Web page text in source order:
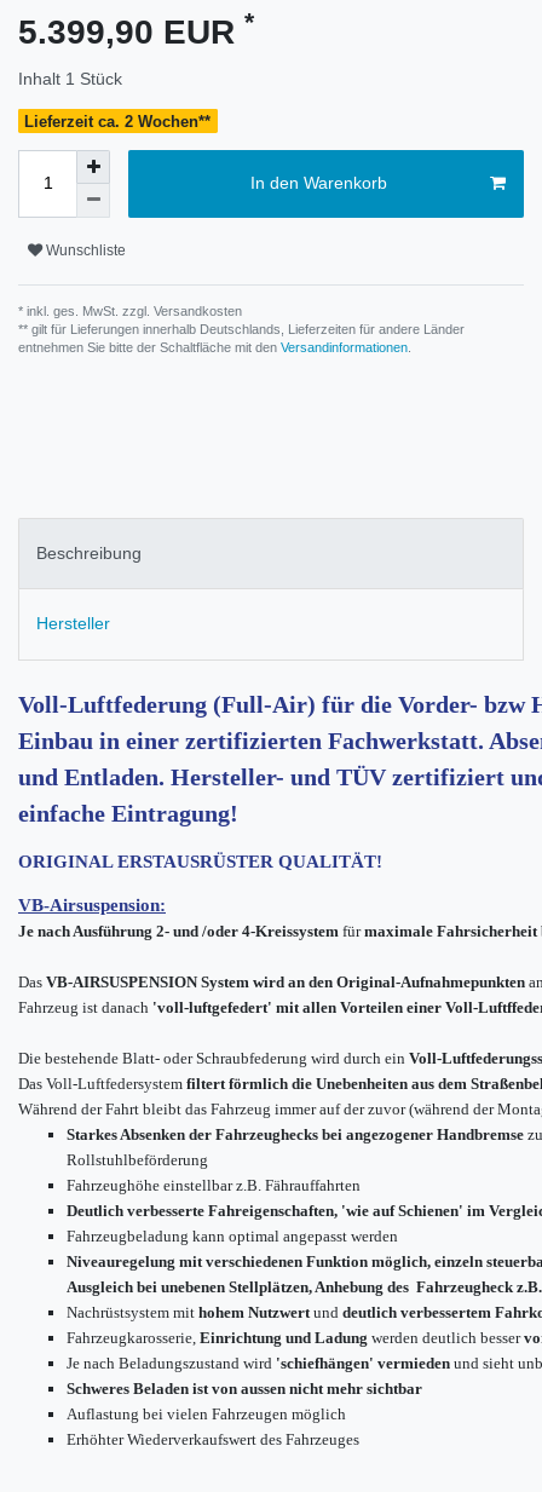
5.399,90 EUR *
Inhalt 1 Stück
Lieferzeit ca. 2 Wochen**
In den Warenkorb
Wunschliste
* inkl. ges. MwSt. zzgl. Versandkosten
** gilt für Lieferungen innerhalb Deutschlands, Lieferzeiten für andere Länder
entnehmen Sie bitte der Schaltfläche mit den Versandinformationen
Beschreibung
Hersteller
Voll-Luftfederung (Full-Air) für die Vorder- bzw
Einbau in einer zertifizierten Fachwerkstatt.
und Entladen. Hersteller- und TÜV zertifiziert
einfache Eintragung!
ORIGINAL ERSTAUSRÜSTER QUALITÄT!
VB-Airsuspension:
Je nach Ausführung 2- und /oder 4-Kreissystem fürmaximale Fahrsicherheit
Das VB-AIRSUSPENSION System wird an den Original-Aufnahmepunkten
Fahrzeug ist danach 'voll-luftgefedert' mit allen Vorteilen einer Voll-
Die bestehende Blatt- oder Schraubfederung wird durch ein Voll-
Das Voll-Luftfedersystem filtert förmlich die Unebenheiten aus dem
Während der Fahrt bleibt das Fahrzeug immer auf der zuvor (während der
Starkes Absenken der Fahrzeughecks bei angezogener Handbremse
Rollstuhlbeförderung
Fahrzeughöhe einstellbar z.B. Fährauffahrten
Deutlich verbesserte Fahreigenschaften, 'wie auf Schienen' im
Fahrzeugbeladung kann optimal angepasst werden
Niveauregelung mit verschiedenen Funktion möglich, einzeln
Ausgleich bei unebenen Stellplätzen, Anhebung des Fahrzeugheck
Nachrüstsystem mit hohem Nutzwert und deutlich verbessertem
Fahrzeugkarosserie, Einrichtung und Ladung werden deutlich besser
Je nach Beladungszustand wird 'schiefhängen' vermieden und sieht
Schweres Beladen ist von aussen nicht mehr sichtbar
Auflastung bei vielen Fahrzeugen möglich
Erhöhter Wiederverkaufswert des Fahrzeuges